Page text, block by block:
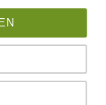
Station Siegen-
Vorträge
Bereich des